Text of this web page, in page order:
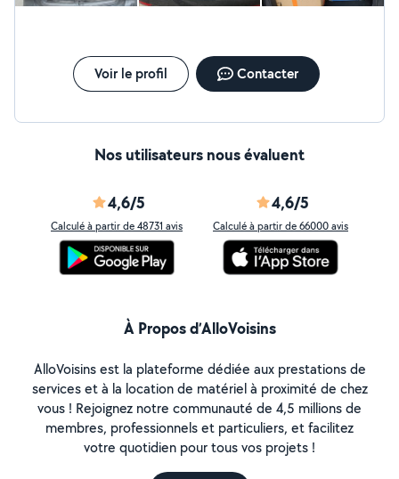
Voir le profil Contacter
Nos utilisateurs nous évaluent
4,6/5
Calculé à partir de 48731 avis
4,6/5
Calculé à partir de 66000 avis
À Propos d’AlloVoisins
AlloVoisins est la plateforme dédiée aux prestations de
services et à la location de matériel à proximité de chez
vous ! Rejoignez notre communauté de 4,5 millions de
membres, professionnels et particuliers, et facilitez
votre quotidien pour tous vos projets !